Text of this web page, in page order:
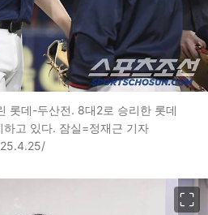
롯데-두산전. 8대2로 승리한 롯데
고 있다. 잠실=정재근 기자